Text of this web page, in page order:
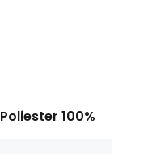
Poliester 100%